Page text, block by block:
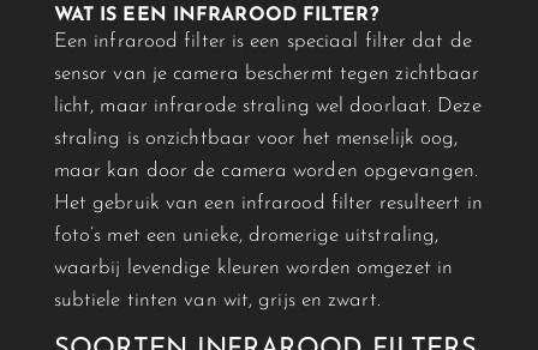
WAT IS EEN INFRAROODFILTER?
Een infrarood filter is een speciaal filter dat de
sensor van je camera beschermt tegen zichtbaar
licht, maar infrarode straling wel doorlaat. Deze
straling is onzichtbaar voor het menselijk oog,
maar kan door de camera worden opgevangen.
Het gebruik van een infrarood filter resulteert in
foto’s met een unieke, dromerige uitstraling,
waarbij levendige kleuren worden omgezet in
subtiele tinten van wit, grijs en zwart.